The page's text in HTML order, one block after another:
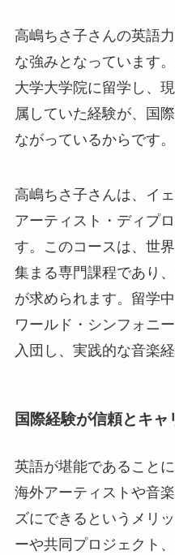
高嶋ちさ子さんの英語
な強みとなっています
大学大学院に留学し、
属していた経験が、国
ながっているからです。
高嶋ちさ子さんは、イ
アーティスト・ディプ
す。このコースは、世
集まる専門課程であり
が求められます。留学
ワールド・シンフォニ
入団し、実践的な音楽
国際経験が信頼とキャ
英語が堪能であること
海外アーティストや音
ズにできるというメリ
ーや共同プロジェクト